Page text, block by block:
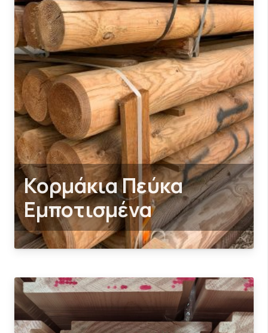
Κορμάκια Πεύκα
Εμποτισμένα